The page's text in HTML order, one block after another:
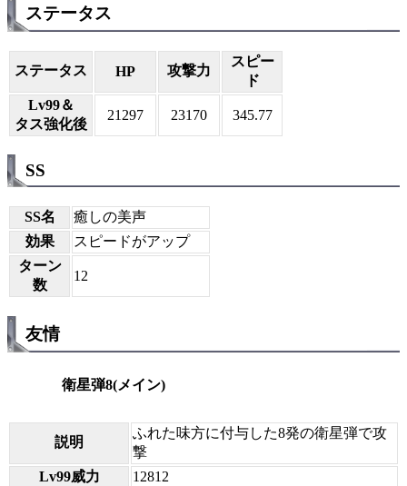
ステータス
ステータス HP 攻撃力
スピー
ド
Lv99＆
タス強化後
21297 23170 345.77
SS
SS名
癒しの美声
効果
スピードがアップ
ターン
数
12
友情
衛星弾8(メイン)
説明
ふれた味方に付与した8発の衛星弾で攻
撃
Lv99威力
12812